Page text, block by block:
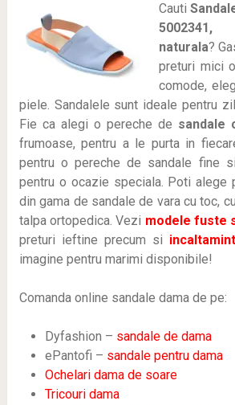
Cauti
naturala?
preturi mici
comode,
piele. Sandalele sunt ideale pentru
Fie ca alegi o pereche de sandale
frumoase, pentru a le purta in
pentru o pereche de sandale fine
pentru o ocazie speciala. Poti alege
din gama de sandale de vara cu toc,
talpa ortopedica. Vezi modele fuste
preturi ieftine precum si
imagine pentru marimi disponibile!
Comanda online sandale dama de pe:
Dyfashion – sandale de dama
ePantofi – sandale pentru dama
Ochelari dama de soare
Tricouri dama